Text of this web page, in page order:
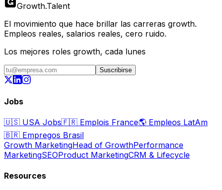
Growth.Talent
El movimiento que hace brillar las carreras growth.
Empleos reales, salarios reales, cero ruido.
Los mejores roles growth, cada lunes
Suscribirse
Jobs
🇺🇸 USA Jobs🇫🇷 Emplois France🌎 Empleos LatAm
🇧🇷 Empregos Brasil
Growth MarketingHead of GrowthPerformance
MarketingSEOProduct MarketingCRM & Lifecycle
Resources